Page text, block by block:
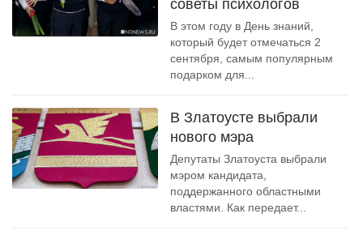
советы психологов
В этом году в День знаний,
который будет отмечаться 2
сентября, самым популярным
подарком для...
В Златоусте выбрали
нового мэра
Депутаты Златоуста выбрали
мэром кандидата,
поддержанного областными
властями. Как передает...